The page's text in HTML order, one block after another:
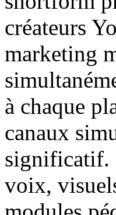
créateurs
marketing
à chaque
canaux
significatif.
voix,